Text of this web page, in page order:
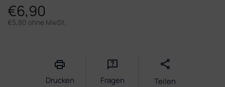
€6,90
€5,80 ohne MwSt.
Drucken Fragen Teilen